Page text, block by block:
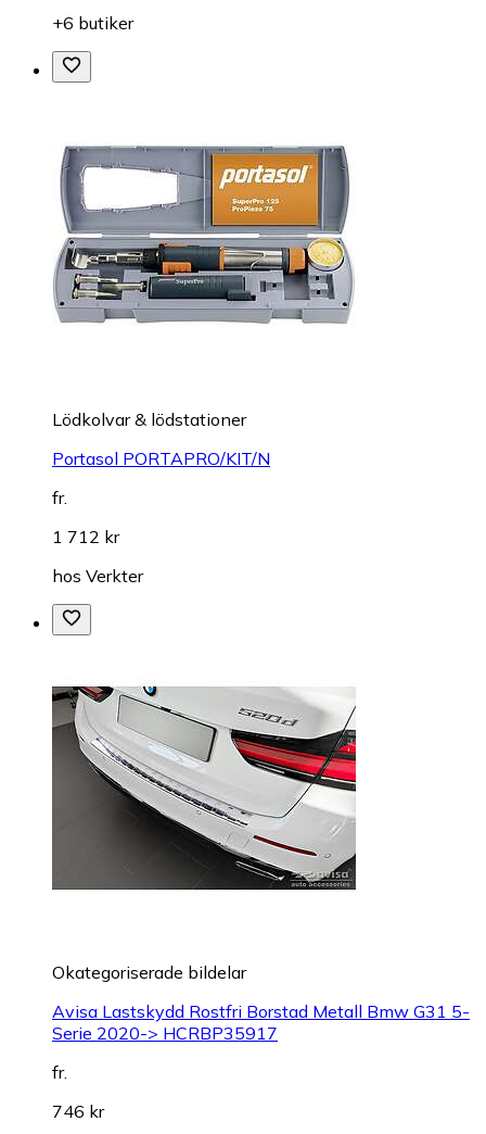
+6 butiker
Lödkolvar & lödstationer
Portasol PORTAPRO/KIT/N
fr.
1 712 kr
hos Verkter
Okategoriserade bildelar
Avisa Lastskydd Rostfri Borstad Metall Bmw G31 5-
Serie 2020-> HCRBP35917
fr.
746 kr